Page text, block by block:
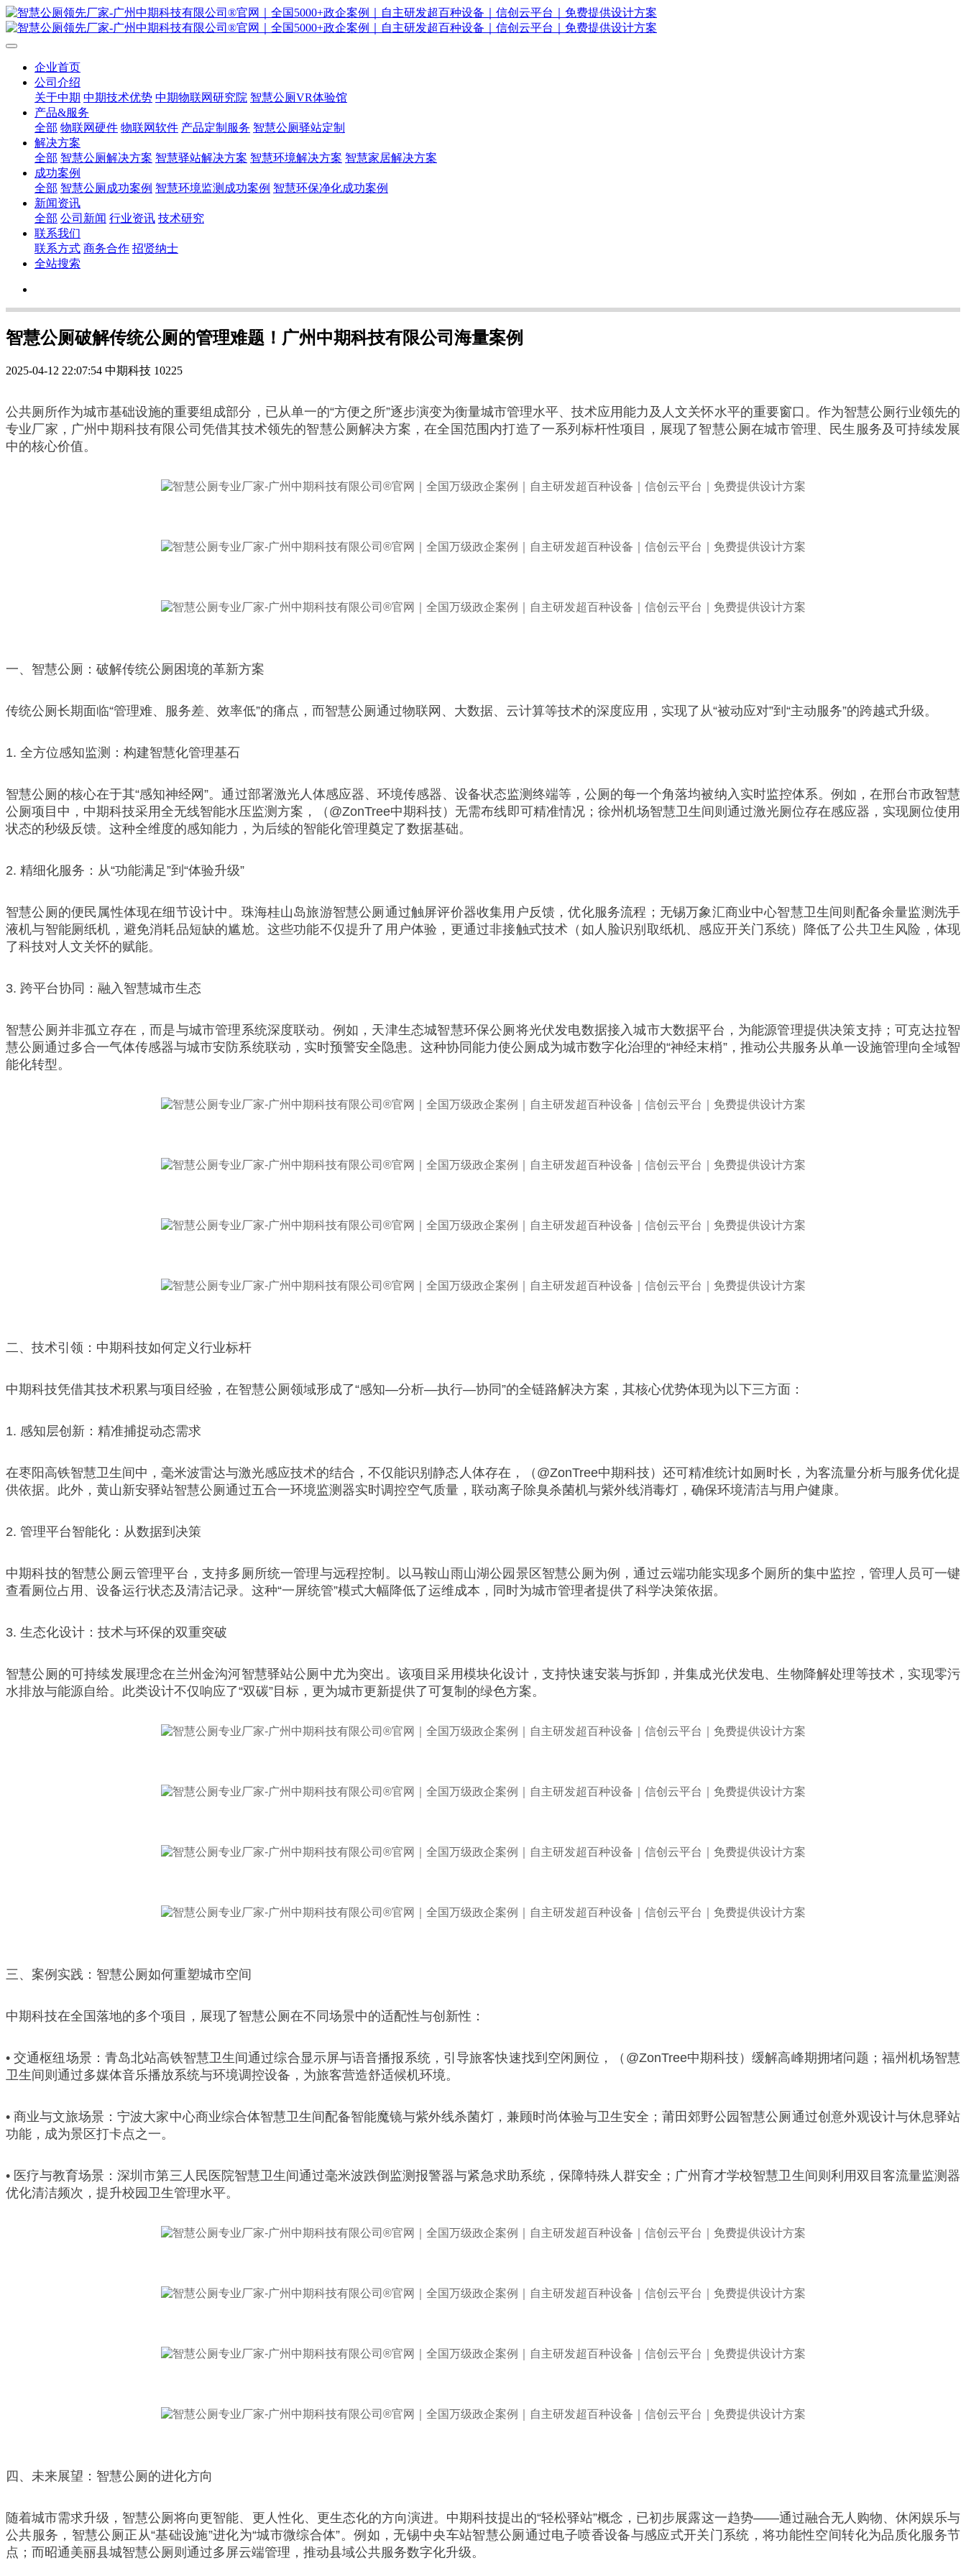
企业首页
公司介绍
关于中期 中期技术优势 中期物联网研究院 智慧公厕VR体验馆
产品&服务
全部 物联网硬件 物联网软件 产品定制服务 智慧公厕驿站定制
解决方案
全部 智慧公厕解决方案 智慧驿站解决方案 智慧环境解决方案 智慧家居解决方案
成功案例
全部 智慧公厕成功案例 智慧环境监测成功案例 智慧环保净化成功案例
新闻资讯
全部 公司新闻 行业资讯 技术研究
联系我们
联系方式 商务合作 招贤纳士
全站搜索
智慧公厕破解传统公厕的管理难题！广州中期科技有限公司海量案例
2025-04-12 22:07:54 中期科技 10225
公共厕所作为城市基础设施的重要组成部分，已从单一的“方便之所”逐步演变为衡量城市管理水平、技术应用能力及人文关怀水平的重要窗口。作为智慧公厕行业领先的
专业厂家，广州中期科技有限公司凭借其技术领先的智慧公厕解决方案，在全国范围内打造了一系列标杆性项目，展现了智慧公厕在城市管理、民生服务及可持续发展
中的核心价值。
一、智慧公厕：破解传统公厕困境的革新方案
传统公厕长期面临“管理难、服务差、效率低”的痛点，而智慧公厕通过物联网、大数据、云计算等技术的深度应用，实现了从“被动应对”到“主动服务”的跨越式升级。
1. 全方位感知监测：构建智慧化管理基石
智慧公厕的核心在于其“感知神经网”。通过部署激光人体感应器、环境传感器、设备状态监测终端等，公厕的每一个角落均被纳入实时监控体系。例如，在邢台市政智慧
公厕项目中，中期科技采用全无线智能水压监测方案，（@ZonTree中期科技）无需布线即可精准情况；徐州机场智慧卫生间则通过激光厕位存在感应器，实现厕位使用
状态的秒级反馈。这种全维度的感知能力，为后续的智能化管理奠定了数据基础。
2. 精细化服务：从“功能满足”到“体验升级”
智慧公厕的便民属性体现在细节设计中。珠海桂山岛旅游智慧公厕通过触屏评价器收集用户反馈，优化服务流程；无锡万象汇商业中心智慧卫生间则配备余量监测洗手
液机与智能厕纸机，避免消耗品短缺的尴尬。这些功能不仅提升了用户体验，更通过非接触式技术（如人脸识别取纸机、感应开关门系统）降低了公共卫生风险，体现
了科技对人文关怀的赋能。
3. 跨平台协同：融入智慧城市生态
智慧公厕并非孤立存在，而是与城市管理系统深度联动。例如，天津生态城智慧环保公厕将光伏发电数据接入城市大数据平台，为能源管理提供决策支持；可克达拉智
慧公厕通过多合一气体传感器与城市安防系统联动，实时预警安全隐患。这种协同能力使公厕成为城市数字化治理的“神经末梢”，推动公共服务从单一设施管理向全域智
能化转型。
二、技术引领：中期科技如何定义行业标杆
中期科技凭借其技术积累与项目经验，在智慧公厕领域形成了“感知—分析—执行—协同”的全链路解决方案，其核心优势体现为以下三方面：
1. 感知层创新：精准捕捉动态需求
在枣阳高铁智慧卫生间中，毫米波雷达与激光感应技术的结合，不仅能识别静态人体存在，（@ZonTree中期科技）还可精准统计如厕时长，为客流量分析与服务优化提
供依据。此外，黄山新安驿站智慧公厕通过五合一环境监测器实时调控空气质量，联动离子除臭杀菌机与紫外线消毒灯，确保环境清洁与用户健康。
2. 管理平台智能化：从数据到决策
中期科技的智慧公厕云管理平台，支持多厕所统一管理与远程控制。以马鞍山雨山湖公园景区智慧公厕为例，通过云端功能实现多个厕所的集中监控，管理人员可一键
查看厕位占用、设备运行状态及清洁记录。这种“一屏统管”模式大幅降低了运维成本，同时为城市管理者提供了科学决策依据。
3. 生态化设计：技术与环保的双重突破
智慧公厕的可持续发展理念在兰州金沟河智慧驿站公厕中尤为突出。该项目采用模块化设计，支持快速安装与拆卸，并集成光伏发电、生物降解处理等技术，实现零污
水排放与能源自给。此类设计不仅响应了“双碳”目标，更为城市更新提供了可复制的绿色方案。
三、案例实践：智慧公厕如何重塑城市空间
中期科技在全国落地的多个项目，展现了智慧公厕在不同场景中的适配性与创新性：
• 交通枢纽场景：青岛北站高铁智慧卫生间通过综合显示屏与语音播报系统，引导旅客快速找到空闲厕位，（@ZonTree中期科技）缓解高峰期拥堵问题；福州机场智慧
卫生间则通过多媒体音乐播放系统与环境调控设备，为旅客营造舒适候机环境。
• 商业与文旅场景：宁波大家中心商业综合体智慧卫生间配备智能魔镜与紫外线杀菌灯，兼顾时尚体验与卫生安全；莆田郊野公园智慧公厕通过创意外观设计与休息驿站
功能，成为景区打卡点之一。
• 医疗与教育场景：深圳市第三人民医院智慧卫生间通过毫米波跌倒监测报警器与紧急求助系统，保障特殊人群安全；广州育才学校智慧卫生间则利用双目客流量监测器
优化清洁频次，提升校园卫生管理水平。
四、未来展望：智慧公厕的进化方向
随着城市需求升级，智慧公厕将向更智能、更人性化、更生态化的方向演进。中期科技提出的“轻松驿站”概念，已初步展露这一趋势——通过融合无人购物、休闲娱乐与
公共服务，智慧公厕正从“基础设施”进化为“城市微综合体”。例如，无锡中央车站智慧公厕通过电子喷香设备与感应式开关门系统，将功能性空间转化为品质化服务节
点；而昭通美丽县城智慧公厕则通过多屏云端管理，推动县域公共服务数字化升级。